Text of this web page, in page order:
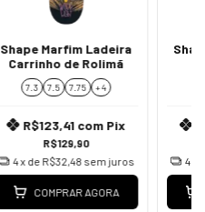
Shape Marfim Ladeira
Carrinho de Rolimã
7.3 7.5 7.75 + 4
R$129,90
R$123,41 com Pix
4x de R$32,48 sem juros
COMPRAR AGORA
4